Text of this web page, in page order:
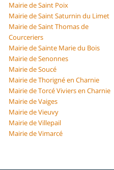
Mairie de Saint Poix
Mairie de Saint Saturnin du Limet
Mairie de Saint Thomas de
Courceriers
Mairie de Sainte Marie du Bois
Mairie de Senonnes
Mairie de Soucé
Mairie de Thorigné en Charnie
Mairie de Torcé Viviers en Charnie
Mairie de Vaiges
Mairie de Vieuvy
Mairie de Villepail
Mairie de Vimarcé